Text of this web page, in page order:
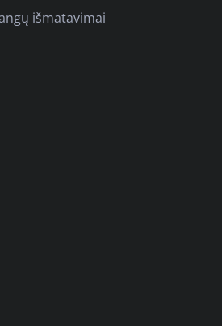
išmatavimai